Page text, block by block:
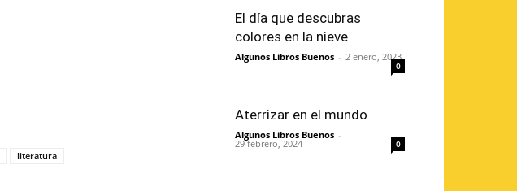
literatura
El día que descubras
colores en la nieve
Algunos Libros Buenos - 2 enero, 2023
0
Aterrizar en el mundo
Algunos Libros Buenos -
29 febrero, 2024 0